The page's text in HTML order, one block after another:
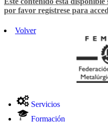
por favor regístrese para
Volver
Servicios
Formación